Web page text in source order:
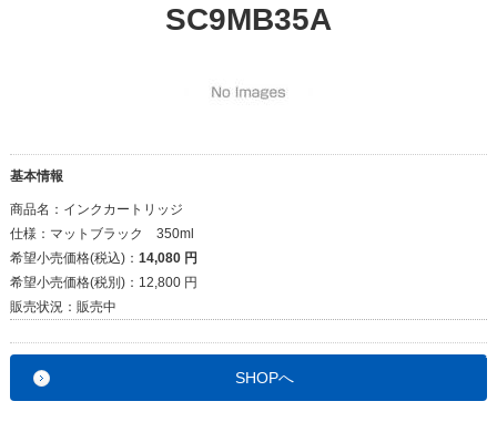
SC9MB35A
基本情報
商品名： インクカートリッジ
仕様： マットブラック 350ml
希望小売価格(税込)： 14,080 円
希望小売価格(税別)： 12,800 円
販売状況： 販売中
SHOPへ